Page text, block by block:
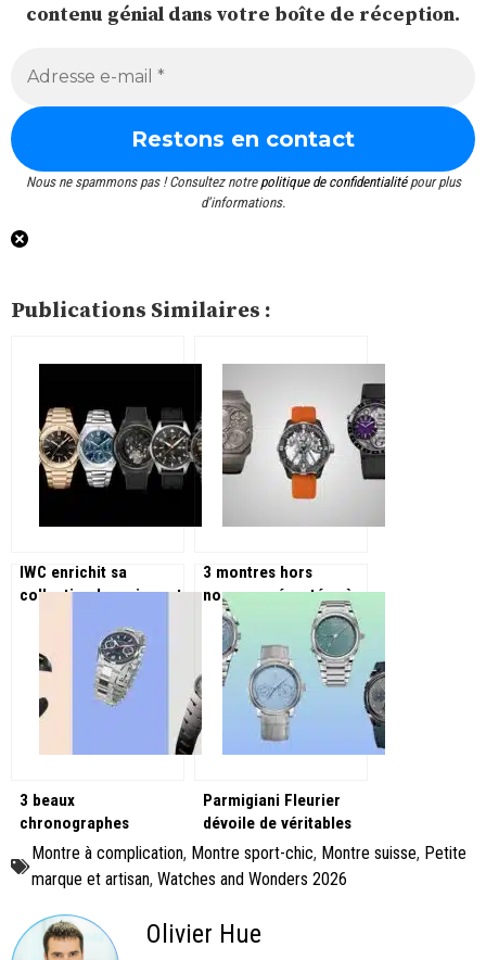
contenu génial dans votre boîte de réception.
Nous ne spammons pas ! Consultez notre politique de confidentialitépour plus
d’informations.
Publications Similaires :
IWC enrichit sa
collection Ingenieur et
3 montres hors
normes présentées à
l’occasion de Watches
and Wonders 2025 !
3 beaux
chronographes
vintages découvert à
W&W 2025
Parmigiani Fleurier
dévoile de véritables
chefs-d’œuvre à
W&W2025 !
Montre à complication, Montre sport-chic, Montre suisse, Petite
marque et artisan, Watches and Wonders 2026
Olivier Hue